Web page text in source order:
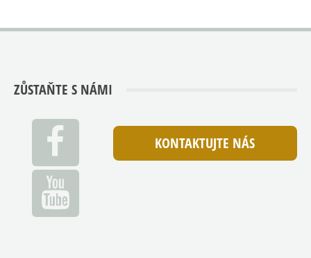
ZŮSTAŇTE S NÁMI
KONTAKTUJTE NÁS